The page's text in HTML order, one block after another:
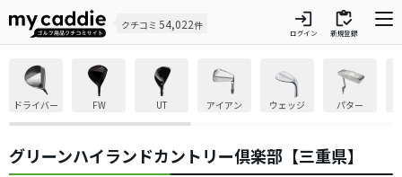
クチコミ 54,022件 login
ログイン
inventory
新規登録
ドライバー FW UT アイアン ウェッジ パター
グリーンハイランドカントリー倶楽部【三重県】